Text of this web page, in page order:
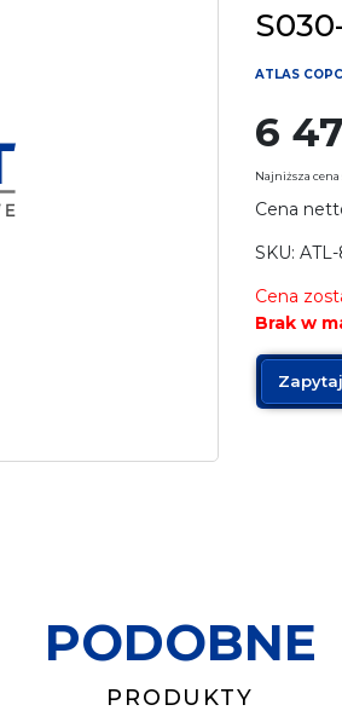
ATLAS
6
Najniższa
Cena
SKU:
Cena
Brak w
PODOBNE
PRODUKTY